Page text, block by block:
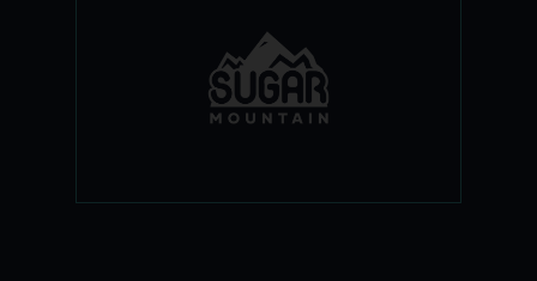
שוגר מאונטיין הוא מותג גרבי סקי וסנובורד
למבוגרים ולילדים, המתאפיינים בחומרים
תרמיים נושמים ומחממים, תוספת של
חומרים בנקודות הלחץ בנעל ומחיר שווה
לכל כיס.